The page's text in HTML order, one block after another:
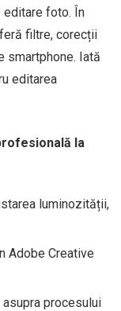
foto. În
filtre, corecții
smartphone. Iată
editarea
la
luminozității,
Adobe Creative
procesului